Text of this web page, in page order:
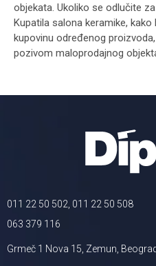
objekata. Ukoliko se odlučite
Kupatila salona keramike,
kupovinu određenog
pozivom maloprodajnog
011 22 50 502, 011 22 50 508
063 379 116
Grmeč 1 Nova 15, Zemun,